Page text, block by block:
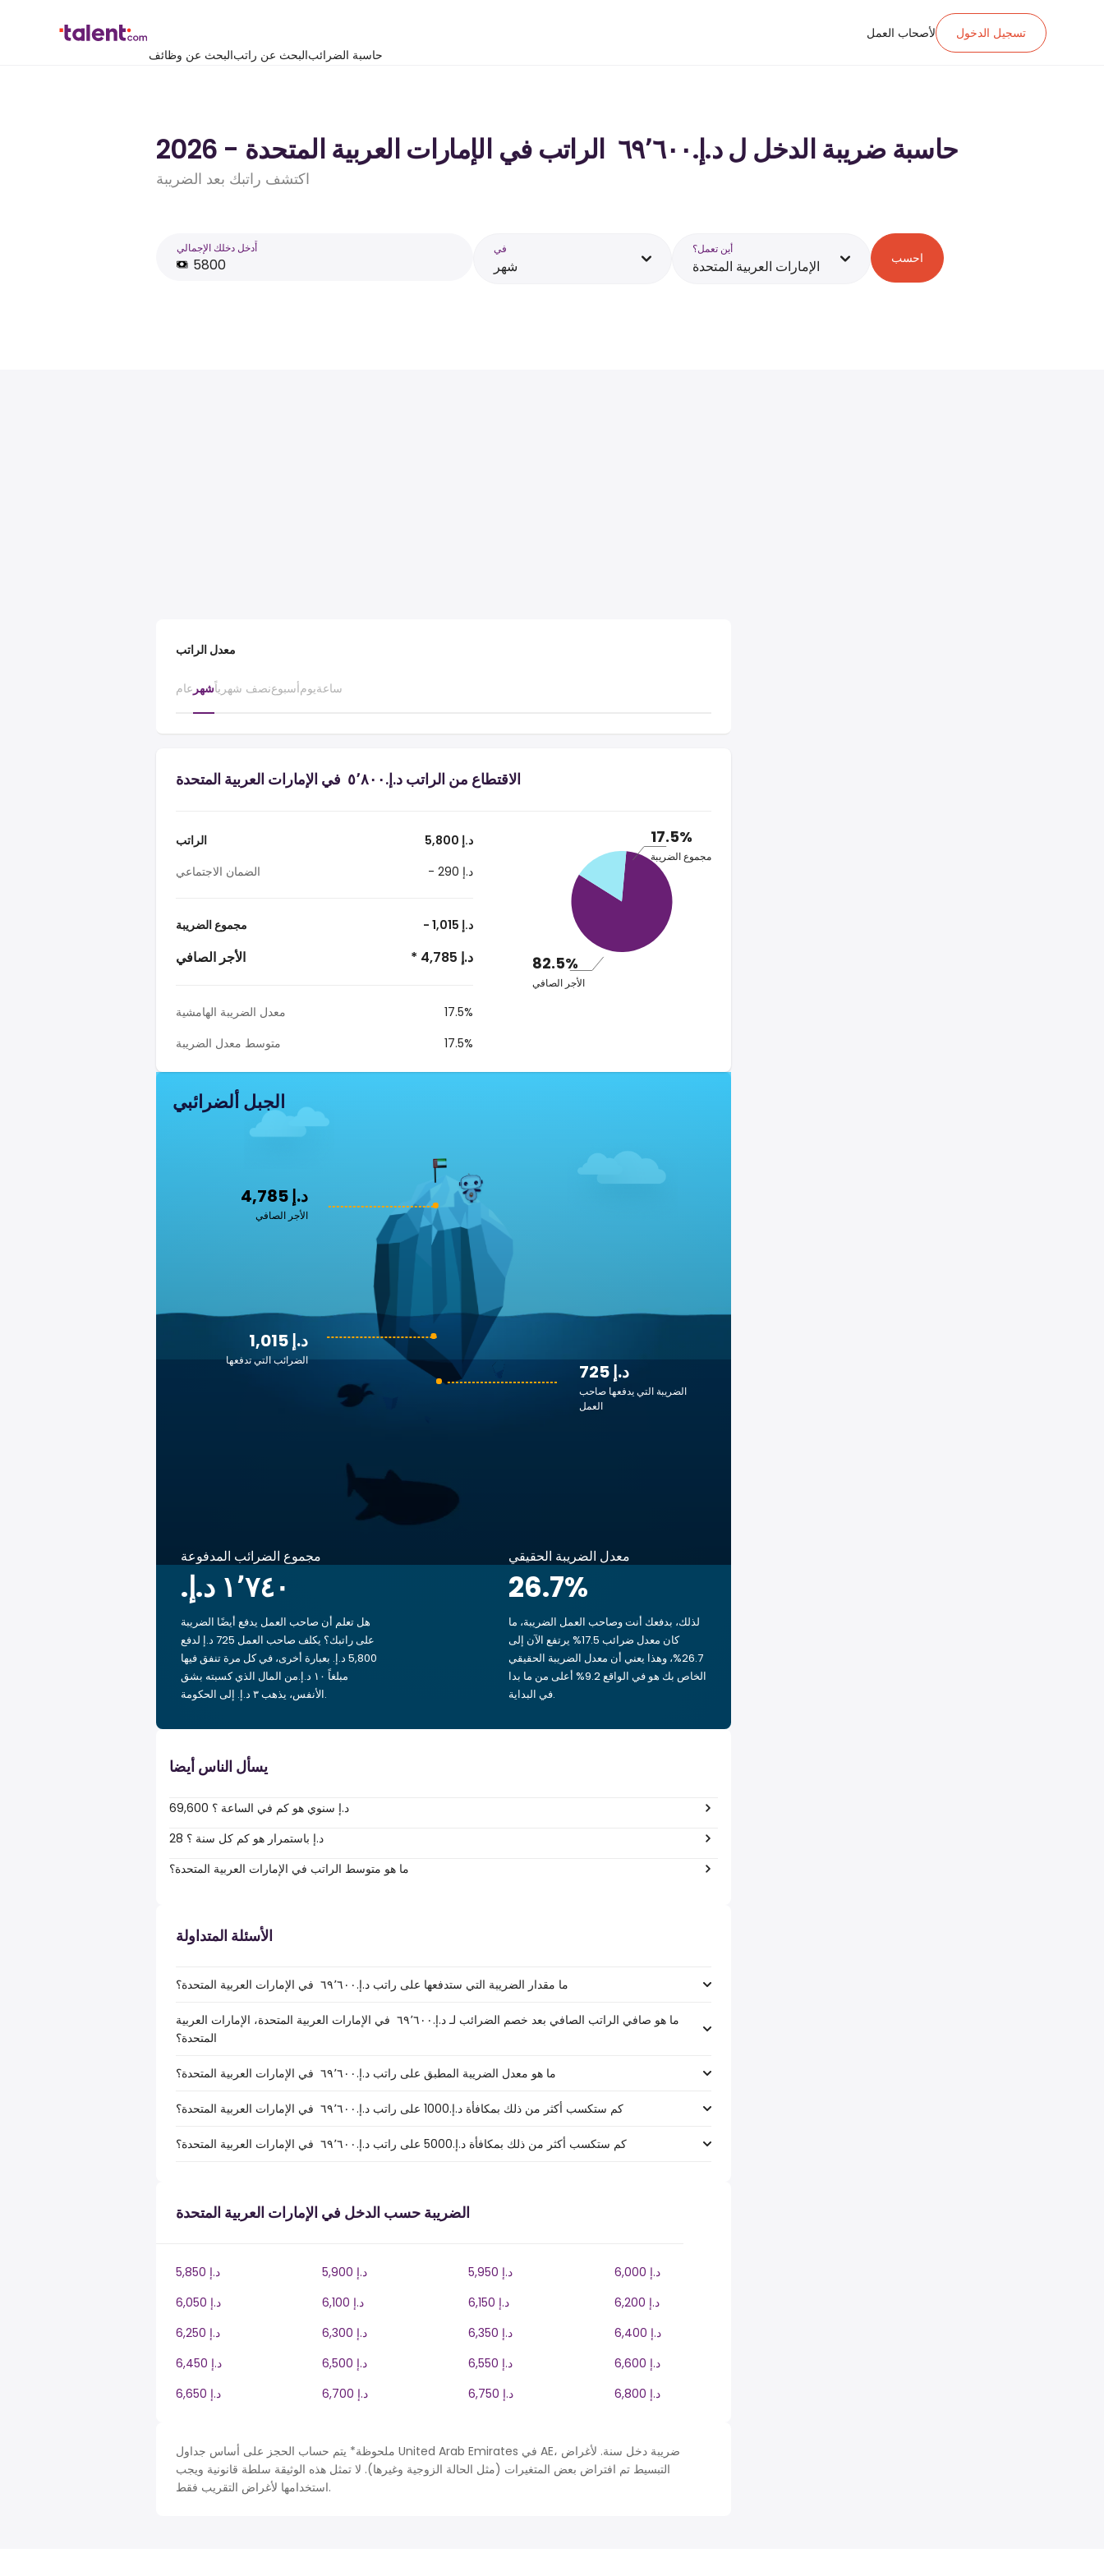
البحث عن وظائفالبحث عن راتبحاسبة الضرائب
لأصحاب العمل تسجيل الدخول
حاسبة ضريبة الدخل ل د.إ.‏٦٩٬٦٠٠ ‏ الراتب في الإمارات العربية المتحدة - 2026
اكتشف راتبك بعد الضريبة
أَدخل دخلك الإجمالي في
شهر
أين تعمل؟
الإمارات العربية المتحدة احسب
معدل الراتب
عام شهرنصف شهرياًأسبوعيومساعة
الاقتطاع من الراتب د.إ.‏٥٬٨٠٠ ‏ في الإمارات العربية المتحدة
الراتب
5,800 د.إ
الضمان الاجتماعي
- 290 د.إ
مجموع الضريبة - 1,015 د.إ
الأجر الصافي * 4,785 د.إ
معدل الضريبة الهامشية
17.5%
متوسط معدل الضريبة
17.5%
17.5%
مجموع الضريبة
82.5%
الأجر الصافي
الجبل ألضرائبي
4,785 د.إ
الأجر الصافي
725 د.إ
الضريبة التي يدفعها صاحب
العمل
1,015 د.إ
الضرائب التي تدفعها
مجموع الضرائب المدفوعة
هل تعلم أن صاحب العمل يدفع أيضًا الضريبة
على راتبك؟ يكلف صاحب العمل 725 د.إ لدفع
5,800 د.إ. بعبارة أخرى، في كل مرة تنفق فيها
مبلغاً ‏١٠ د.إ.‏من المال الذي كسبته بشق
الأنفس، يذهب ‏٣ د.إ.‏ إلى الحكومة.
معدل الضريبة الحقيقي
26.7%
لذلك، بدفعك أنت وصاحب العمل الضريبة، ما
كان معدل ضرائب 17.5% يرتفع الآن إلى
26.7%، وهذا يعني أن معدل الضريبة الحقيقي
الخاص بك هو في الواقع 9.2% أعلى من ما بدا
في البداية.
يسأل الناس أيضا
69,600 د.إ سنوي هو كم في الساعة ؟
28 د.إ باستمرار هو كم كل سنة ؟
ما هو متوسط الراتب في الإمارات العربية المتحدة؟
الأسئلة المتداولة
ما مقدار الضريبة التي ستدفعها على راتب د.إ.‏٦٩٬٦٠٠ ‏ في الإمارات العربية المتحدة؟
ما هو صافي الراتب الصافي بعد خصم الضرائب لـ د.إ.‏٦٩٬٦٠٠ ‏ في الإمارات العربية المتحدة، الإمارات العربية
المتحدة؟
ما هو معدل الضريبة المطبق على راتب د.إ.‏٦٩٬٦٠٠ ‏ في الإمارات العربية المتحدة؟
كم ستكسب أكثر من ذلك بمكافأة د.إ.1000 على راتب د.إ.‏٦٩٬٦٠٠ ‏ في الإمارات العربية المتحدة؟
كم ستكسب أكثر من ذلك بمكافأة د.إ.5000 على راتب د.إ.‏٦٩٬٦٠٠ ‏ في الإمارات العربية المتحدة؟
الضريبة حسب الدخل في الإمارات العربية المتحدة
5,850 د.إ 5,900 د.إ 5,950 د.إ
6,000 د.إ
6,050 د.إ
6,100 د.إ 6,150 د.إ
6,200 د.إ
6,250 د.إ
6,300 د.إ 6,350 د.إ
6,400 د.إ
6,450 د.إ
6,500 د.إ 6,550 د.إ
6,600 د.إ
6,650 د.إ
6,700 د.إ 6,750 د.إ 6,800 د.إ
ملحوظة* يتم حساب الحجز على أساس جداول United Arab Emirates في AE، ضريبة دخل سنة. لأغراض
التبسيط تم افتراض بعض المتغيرات (مثل الحالة الزوجية وغيرها). لا تمثل هذه الوثيقة سلطة قانونية ويجب
استخدامها لأغراض التقريب فقط.